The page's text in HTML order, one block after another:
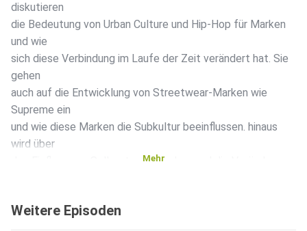
diskutieren
die Bedeutung von Urban Culture und Hip-Hop für Marken
und wie
sich diese Verbindung im Laufe der Zeit verändert hat. Sie
gehen
auch auf die Entwicklung von Streetwear-Marken wie
Supreme ein
und wie diese Marken die Subkultur beeinflussen. hinaus
wird über
den Einfluss von Sell-outs auf Marken und die Veränderung
gesprochen. Es
Mehr
Weitere Episoden